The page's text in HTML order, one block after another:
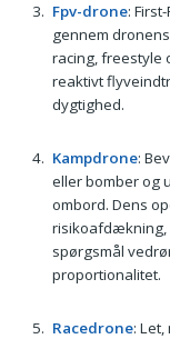
Fpv-drone:
gennem
racing, freestyle
reaktivt
dygtighed.
Kampdrone:
eller bomber og
ombord. Dens
risikoafdækning,
spørgsmål
proportionalitet.
Racedrone: Let,